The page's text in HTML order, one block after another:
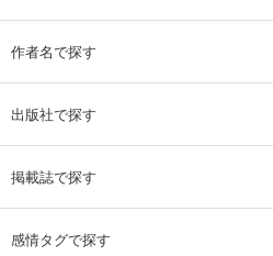
作者名で探す
出版社で探す
掲載誌で探す
感情タグで探す